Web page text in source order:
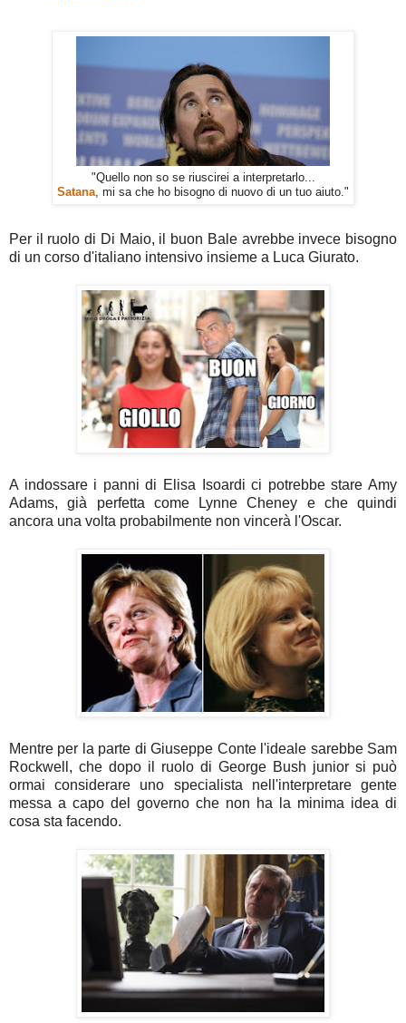
"Quello non so se riuscirei a interpretarlo...
Satana, mi sa che ho bisogno di nuovo di un tuo aiuto."
Per il ruolo di Di Maio, il buon Bale avrebbe invece bisogno
di un corso d'italiano intensivo insieme a Luca Giurato.
A indossare i panni di Elisa Isoardi ci potrebbe stare Amy
Adams, già perfetta come Lynne Cheney e che quindi
ancora una volta probabilmente non vincerà l'Oscar.
Mentre per la parte di Giuseppe Conte l'ideale sarebbe Sam
Rockwell, che dopo il ruolo di George Bush junior si può
ormai considerare uno specialista nell'interpretare gente
messa a capo del governo che non ha la minima idea di
cosa sta facendo.